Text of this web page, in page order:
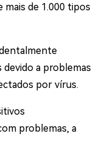
mais de 1.000 tipos
a problemas
por vírus.
problemas, a